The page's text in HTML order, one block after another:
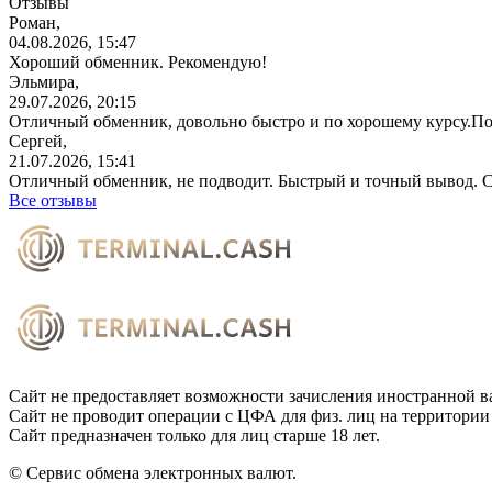
Роман,
04.08.2026, 15:47
Хороший обменник. Рекомендую!
Эльмира,
29.07.2026, 20:15
Отличный обменник, довольно быстро и по хорошему
Сергей,
21.07.2026, 15:41
Отличный обменник, не подводит. Быстрый и точный вывод.
Все отзывы
Сайт не предоставляет возможности зачисления
Сайт не проводит операции с ЦФА для физ. лиц на
Сайт предназначен только для лиц старше 18 лет.
© Сервис обмена электронных валют.